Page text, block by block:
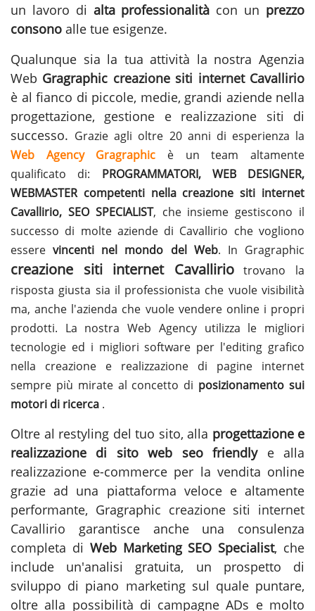
un lavoro di alta professionalità con un prezzo
consono alle tue esigenze.
Qualunque sia la tua attività la nostra Agenzia
Web Gragraphic creazione siti internet Cavallirio
è al fianco di piccole, medie, grandi aziende nella
progettazione, gestione e realizzazione siti di
successo. Grazie agli oltre 20 anni di esperienza la
Web Agency Gragraphic è un team altamente
qualificato di: PROGRAMMATORI, WEB DESIGNER,
WEBMASTER competenti nella creazione siti internet
Cavallirio, SEO SPECIALIST, che insieme gestiscono il
successo di molte aziende di Cavallirio che vogliono
esserevincenti nel mondo del Web. In Gragraphic
creazione siti internet Cavalliriotrovano la
risposta giusta sia il professionista che vuole visibilità
ma, anche l'azienda che vuole vendere online i propri
prodotti. La nostra Web Agency utilizza le migliori
tecnologie ed i migliori software per l'editing grafico
nella creazione e realizzazione di pagine internet
sempre più mirate al concetto di posizionamento sui
motori di ricerca .
Oltre al restyling del tuo sito, alla progettazione e
realizzazione di sito web seo friendly e alla
realizzazione e-commerce per la vendita online
grazie ad una piattaforma veloce e altamente
performante, Gragraphic creazione siti internet
Cavallirio garantisce anche una consulenza
completa di Web Marketing SEO Specialist, che
include un'analisi gratuita, un prospetto di
sviluppo di piano marketing sul quale puntare,
oltre alla possibilità di campagne ADs e molto